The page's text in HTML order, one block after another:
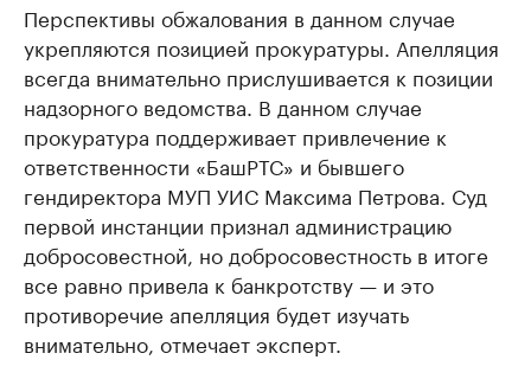
Перспективы обжалования в данном случае
укрепляются позицией прокуратуры. Апелляция
всегда внимательно прислушивается к позиции
надзорного ведомства. В данном случае
прокуратура поддерживает привлечение к
ответственности «БашРТС» и бывшего
гендиректора МУП УИС Максима Петрова. Суд
первой инстанции признал администрацию
добросовестной, но добросовестность в итоге
все равно привела к банкротству — и это
противоречие апелляция будет изучать
внимательно, отмечает эксперт.